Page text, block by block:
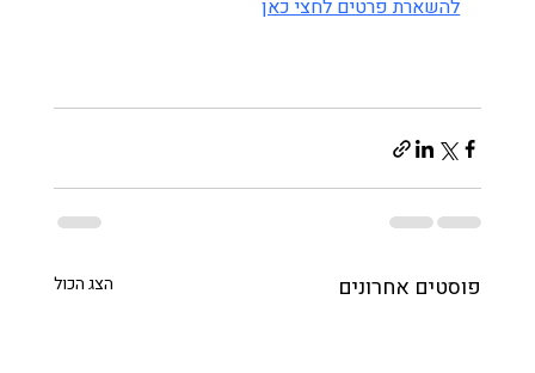
להשארת פרטים לחצי כאן
פוסטים אחרונים הצג הכול